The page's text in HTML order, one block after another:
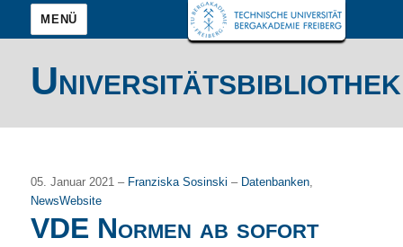
MENÜ
Universitätsbibliothek
05. Januar 2021 – Franziska Sosinski– Datenbanken,
NewsWebsite
VDE Normen ab sofort